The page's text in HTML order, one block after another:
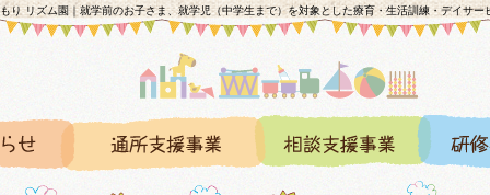
り リズム園｜就学前のお子さま、就学児（中学生まで）を対象とした療育・生活訓練・デイサー